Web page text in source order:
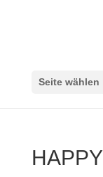
Seite wählen